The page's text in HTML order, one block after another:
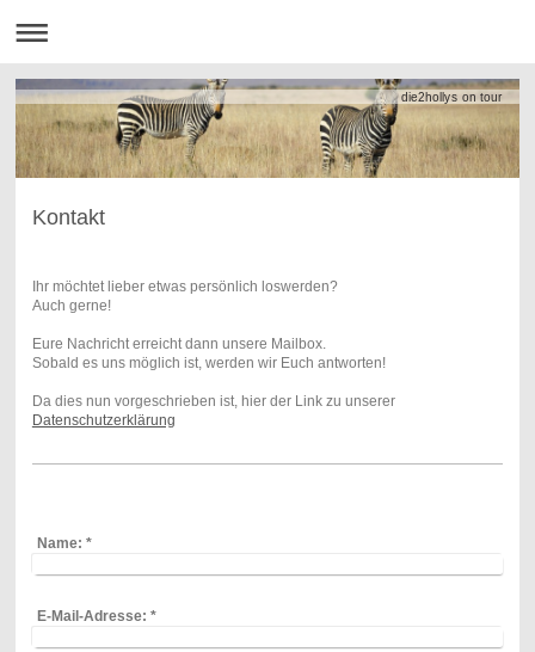
die2hollys on tour
Kontakt
Ihr möchtet lieber etwas persönlich loswerden?
Auch gerne!
Eure Nachricht erreicht dann unsere Mailbox.
Sobald es uns möglich ist, werden wir Euch antworten!
Da dies nun vorgeschrieben ist, hier der Link zu unserer
Datenschutzerklärung
Name: *
E-Mail-Adresse: *